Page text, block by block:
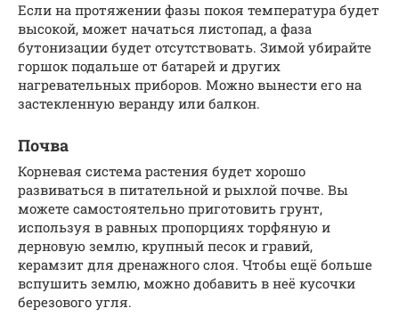
Если на протяжении фазы покоя температура будет
высокой, может начаться листопад, а фаза
бутонизации будет отсутствовать. Зимой убирайте
горшок подальше от батарей и других
нагревательных приборов. Можно вынести его на
застекленную веранду или балкон.
Почва
Корневая система растения будет хорошо
развиваться в питательной и рыхлой почве. Вы
можете самостоятельно приготовить грунт,
используя в равных пропорциях торфяную и
дерновую землю, крупный песок и гравий,
керамзит для дренажного слоя. Чтобы ещё больше
вспушить землю, можно добавить в неё кусочки
березового угля.